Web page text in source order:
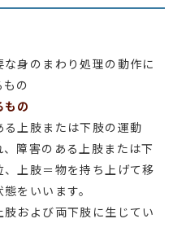
身のまわり処理の動作に
の
もの
上肢または下肢の運動
障害のある上肢または下
上肢＝物を持ち上げて移
をいいます。
および両下肢に生じてい